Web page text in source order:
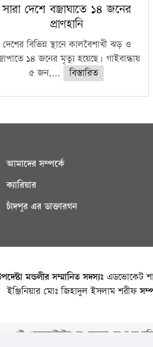
সারা দেশে বজ্রাঘাতে ১৪ জনের
প্রাণহানি
দেশের বিভিন্ন স্থানে কালবৈশাখী ঝড় ও
১৪ জনের মৃত্যু হয়েছে। গাইবান্ধায়
৫ জন,...
বিস্তারিত
আমাদের সম্পর্কে
ক্যারিয়ার
চাঁদপুর এর ডাক্তারগন
মন্ডলীর সম্মানিত সদস্যঃ এডভোকেট
ইঞ্জিনিয়ার মোঃ জিহাদুল ইসলাম শরীফ
এই ওয়েবসাইটের যে কোনো লেখা বা ছবি